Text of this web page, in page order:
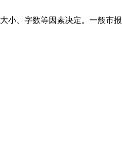
、字数等因素决定。一般市